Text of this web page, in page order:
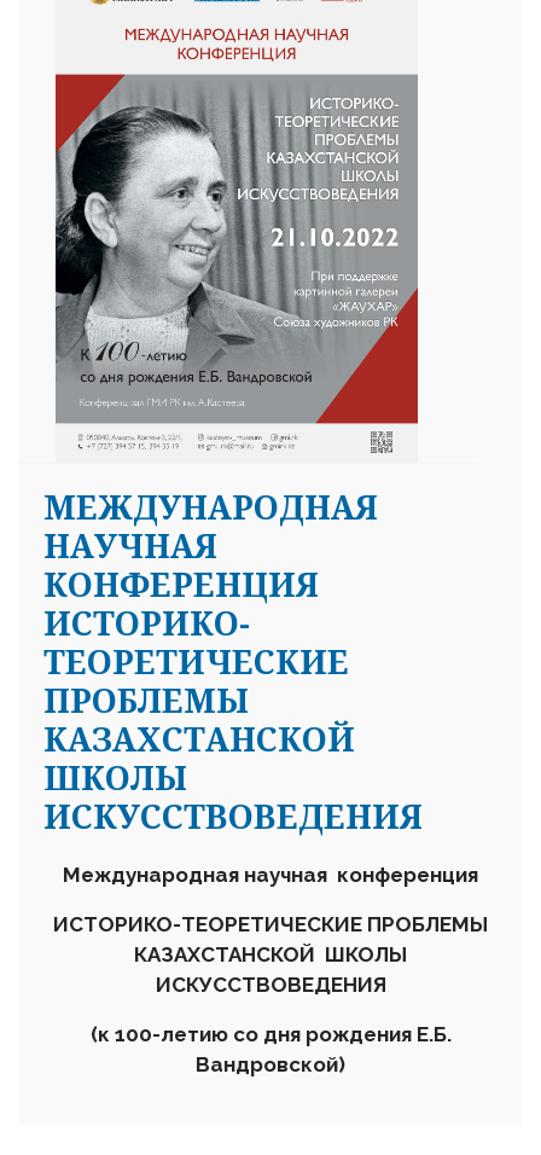
МЕЖДУНАРОДНАЯ
НАУЧНАЯ
КОНФЕРЕНЦИЯ
ИСТОРИКО-
ТЕОРЕТИЧЕСКИЕ
ПРОБЛЕМЫ
КАЗАХСТАНСКОЙ
ШКОЛЫ
ИСКУССТВОВЕДЕНИЯ
Международная научная конференция
ИСТОРИКО-ТЕОРЕТИЧЕСКИЕ ПРОБЛЕМЫ
КАЗАХСТАНСКОЙ ШКОЛЫ
ИСКУССТВОВЕДЕНИЯ
(к 100-летию со дня рождения Е.Б.
Вандровской)